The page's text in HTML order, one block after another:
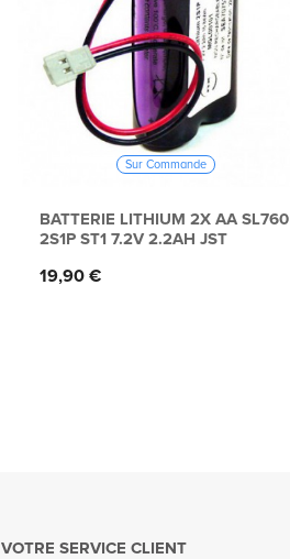
Sur Commande
BATTERIE LITHIUM 2X AA SL760
2S1P ST1 7.2V 2.2AH JST
Prix
19,90 €
VOTRE SERVICE CLIENT